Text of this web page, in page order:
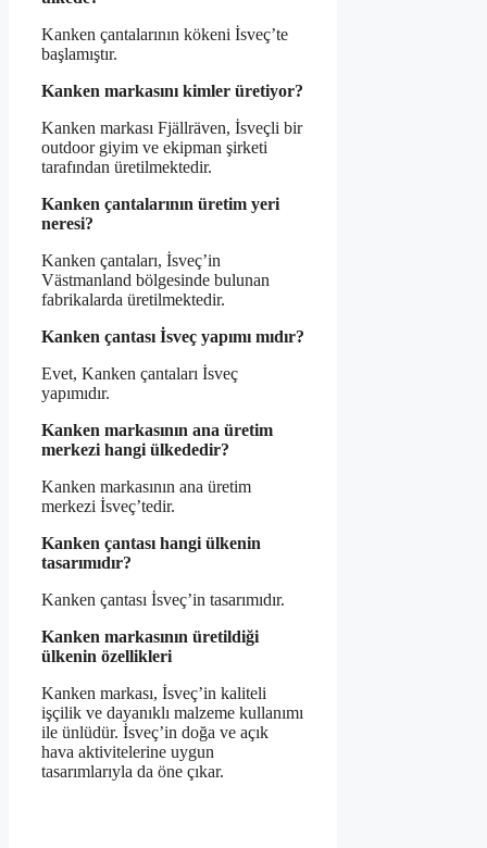
Kanken çantalarının kökeni İsveç’te
başlamıştır.
Kanken markasını kimler üretiyor?
Kanken markası Fjällräven, İsveçli bir
outdoor giyim ve ekipman şirketi
tarafından üretilmektedir.
Kanken çantalarının üretim yeri
neresi?
Kanken çantaları, İsveç’in
Västmanland bölgesinde bulunan
fabrikalarda üretilmektedir.
Kanken çantası İsveç yapımı mıdır?
Evet, Kanken çantaları İsveç
yapımıdır.
Kanken markasının ana üretim
merkezi hangi ülkededir?
Kanken markasının ana üretim
merkezi İsveç’tedir.
Kanken çantası hangi ülkenin
tasarımıdır?
Kanken çantası İsveç’in tasarımıdır.
Kanken markasının üretildiği
ülkenin özellikleri
Kanken markası, İsveç’in kaliteli
işçilik ve dayanıklı malzeme kullanımı
ile ünlüdür. İsveç’in doğa ve açık
hava aktivitelerine uygun
tasarımlarıyla da öne çıkar.